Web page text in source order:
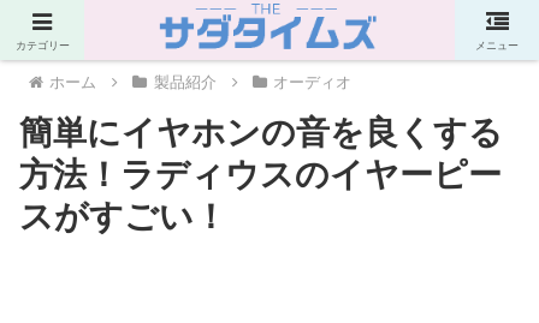
PR
ホーム 製品紹介 オーディオ
簡単にイヤホンの音を良くする
方法！ラディウスのイヤーピー
スがすごい！
カテゴリー メニュー